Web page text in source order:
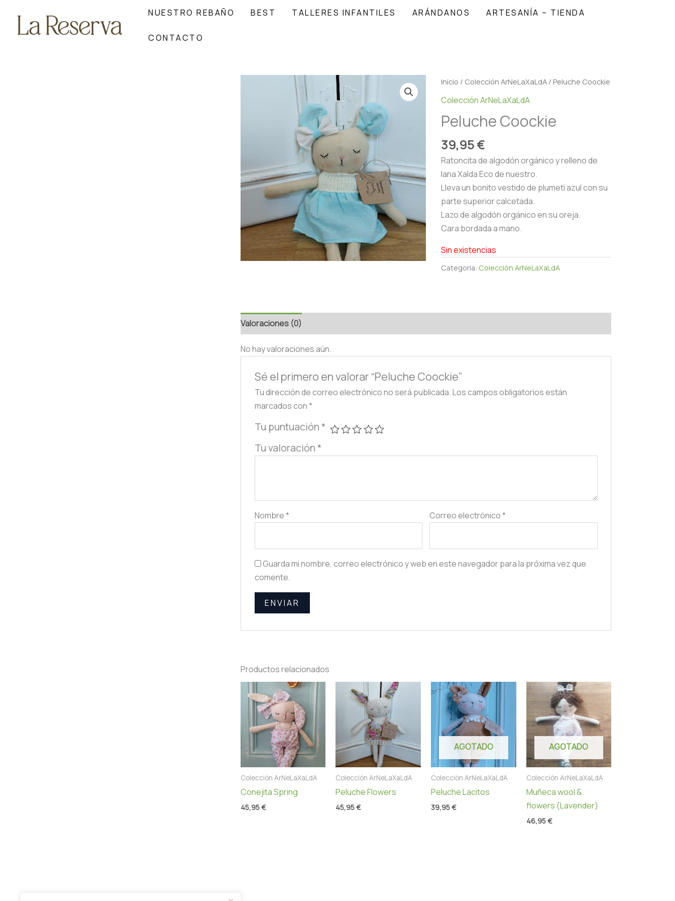
contenido
NUESTRO REBAÑO BEST TALLERES INFANTILES ARÁNDANOS ARTESANÍA – TIENDA
CONTACTO
Inicio / Colección ArNeLaXaLdA/ Peluche Coockie
Colección ArNeLaXaLdA
Peluche Coockie
39,95€
Ratoncita de algodón orgánico y relleno de
lana Xalda Eco de nuestro.
Lleva un bonito vestido de plumeti azul con su
parte superior calcetada.
Lazo de algodón orgánico en su oreja.
Cara bordada a mano.
Sin existencias
Categoría: Colección ArNeLaXaLdA
Valoraciones (0)
No hay valoraciones aún.
Sé el primero en valorar “Peluche Coockie”
Tu dirección de correo electrónico no será publicada.Los campos obligatorios están
marcados con*
Tu puntuación*
Tu valoración*
Nombre* Correo electrónico*
Guarda mi nombre, correo electrónico y web en este navegador para la próxima vez que
comente.
Productos relacionados
Colección ArNeLaXaLdA
Conejita Spring
45,95€
Colección ArNeLaXaLdA
Peluche Flowers
45,95€
AGOTADO
Colección ArNeLaXaLdA
Peluche Lacitos
39,95€
AGOTADO
Colección ArNeLaXaLdA
Muñeca wool &
flowers (Lavender)
46,95€